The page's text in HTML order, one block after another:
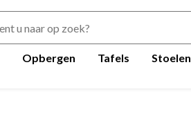
Opbergen Tafels Stoelen